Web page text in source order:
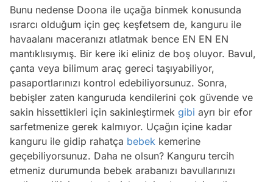
Bunu nedense Doona ile uçağa binmek konusunda
ısrarcı olduğum için geç keşfetsem de, kanguru ile
havaalanı maceranızı atlatmak bence EN EN EN
mantıklısıymış. Bir kere iki eliniz de boş oluyor. Bavul,
çanta veya bilimum araç gereci taşıyabiliyor,
pasaportlarınızı kontrol edebiliyorsunuz. Sonra,
bebişler zaten kanguruda kendilerini çok güvende ve
sakin hissettikleri için sakinleştirmek gibi ayrı bir efor
sarfetmenize gerek kalmıyor. Uçağın içine kadar
kanguru ile gidip rahatça bebek kemerine
geçebiliyorsunuz. Daha ne olsun? Kanguru tercih
etmeniz durumunda bebek arabanızı bavullarınızı